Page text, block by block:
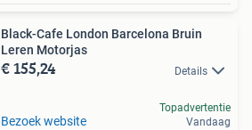
Black-Cafe London Barcelona Bruin
Leren Motorjas
€ 155,24 Details
Bezoek website
Topadvertentie
Vandaag